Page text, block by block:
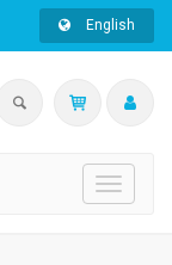
English
Toggle